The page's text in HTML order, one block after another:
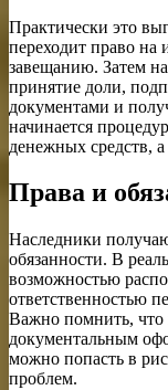
Практически это
переходит право на
завещанию. Затем
принятие доли,
документами и
начинается
денежных средств,
Права и
Наследники
обязанности. В
возможностью
ответственностью
Важно помнить, что
документальным
можно попасть в
проблем.